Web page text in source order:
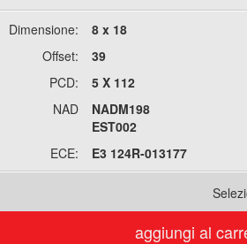
Dimensione:
8 x 18
Offset:
39
PCD:
5 X 112
NAD
NADM198
EST002
ECE:
E3 124R-013177
aggiungi al